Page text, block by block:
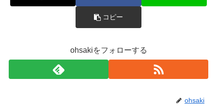
コピー
ohsakiをフォローする
ohsaki